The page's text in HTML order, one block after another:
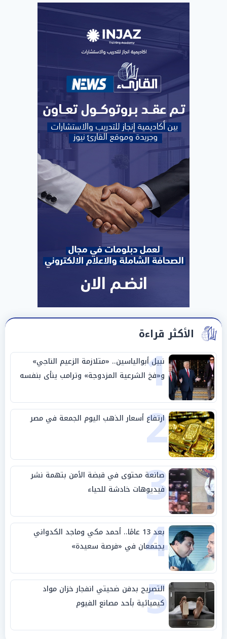
الأكثر قراءة
1
نبيل أبوالياسين.. «متلازمة الزعيم الناجي»
و«فخ الشرعية المزدوجة» وترامب ينأى بنفسه
وحليفه في «ميتم استراتيجي»
2
ارتفاع أسعار الذهب اليوم الجمعة في مصر
3
صانعة محتوى في قبضة الأمن بتهمة نشر
فيديوهات خادشة للحياء
4 بعد 13 عامًا.. أحمد مكي وماجد الكدواني
يجتمعان في «فرصة سعيدة»
5
التصريح بدفن ضحيتي انفجار خزان مواد
كيميائية بأحد مصانع الفيوم